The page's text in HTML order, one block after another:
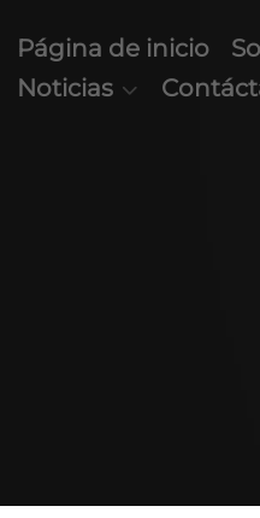
Página de inicio
Noticias